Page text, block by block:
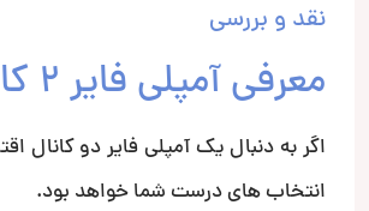
نقد و بررسی
معرفی آمپلی فایر 2 کانال سونی مدل XM-N502
انتخاب های درست شما خواهد بود.